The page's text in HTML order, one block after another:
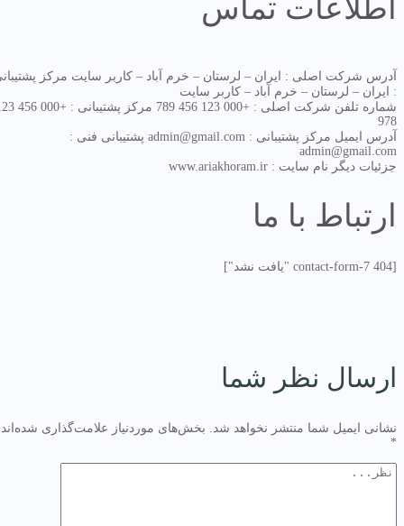
اطلاعات تماس
آدرس شرکت اصلی : ایران – لرستان – خرم آباد – کاربر سایتمرکز پشتیبانی
ایران – لرستان – خرم آباد – کاربر سایت
شماره تلفن شرکت اصلی : +000 123 456 789 مرکز پشتیبانی :
+000 456 123
978
آدرس ایمیل مرکز پشتیبانی : admin@gmail.com پشتیبانی فنی :
admin@gmail.com
جزئیات دیگر
نام سایت : www.ariakhoram.ir
ارتباط با ما
ارسال نظر شما
نشانی ایمیل شما منتشر نخواهد شد.
بخش‌های موردنیاز علامت‌گذاری شده‌اند